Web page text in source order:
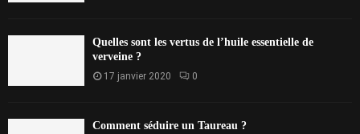
Quelles sont les vertus de l’huile essentielle de
verveine ?
17 janvier 2020 0
Comment séduire un Taureau ?